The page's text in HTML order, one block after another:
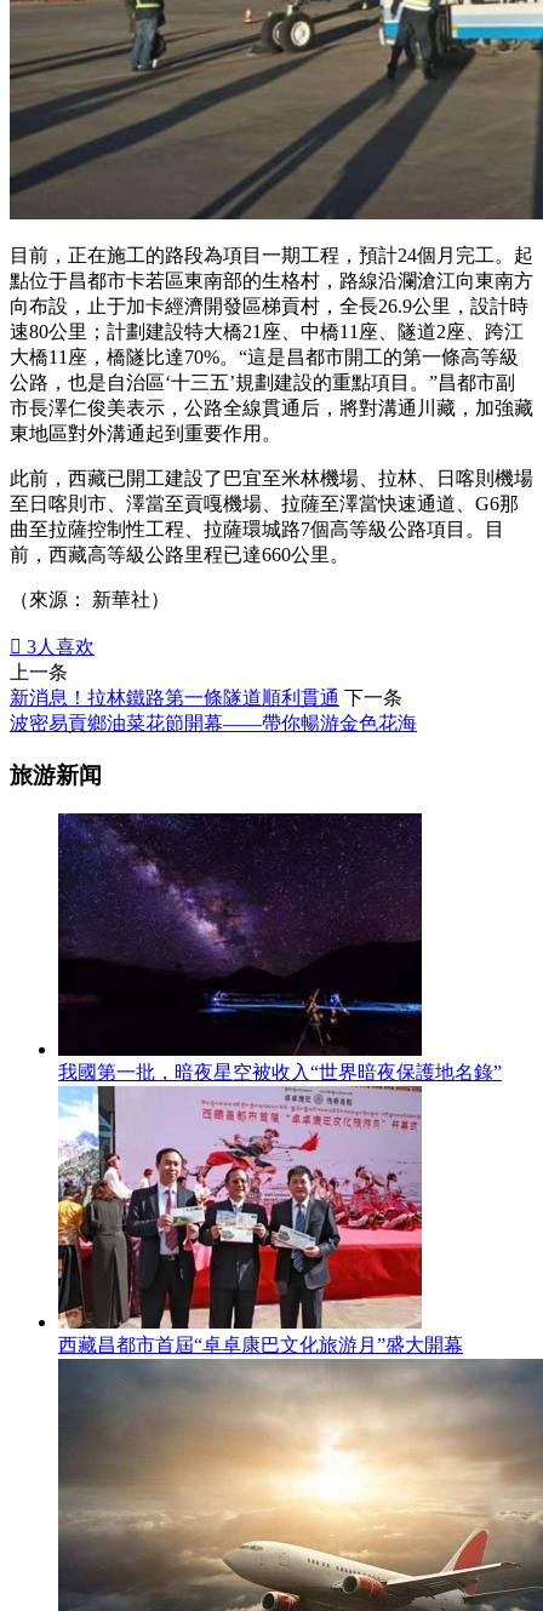
目前，正在施工的路段為項目一期工程，預計24個月完工。起
點位于昌都市卡若區東南部的生格村，路線沿瀾滄江向東南方
向布設，止于加卡經濟開發區梯貢村，全長26.9公里，設計時
速80公里；計劃建設特大橋21座、中橋11座、隧道2座、跨江
大橋11座，橋隧比達70%。“這是昌都市開工的第一條高等級
公路，也是自治區‘十三五’規劃建設的重點項目。”昌都市副
市長澤仁俊美表示，公路全線貫通后，將對溝通川藏，加強藏
東地區對外溝通起到重要作用。
此前，西藏已開工建設了巴宜至米林機場、拉林、日喀則機場
至日喀則市、澤當至貢嘎機場、拉薩至澤當快速通道、G6那
曲至拉薩控制性工程、拉薩環城路7個高等級公路項目。目
前，西藏高等級公路里程已達660公里。
（來源： 新華社）
 3人喜欢
上一条
新消息！拉林鐵路第一條隧道順利貫通 下一条
波密易貢鄉油菜花節開幕——帶你暢游金色花海
旅游新闻
我國第一批，暗夜星空被收入“世界暗夜保護地名錄”
西藏昌都市首屆“卓卓康巴文化旅游月”盛大開幕